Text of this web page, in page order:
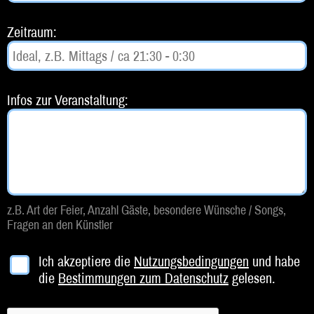
Beratung
Impressum
Zeitraum:
Infos zur Veranstaltung:
z.B. Art der Feier, Anzahl Gäste, besondere Wünsche / Songs,
Fragen an den Künstler
Ich akzeptiere die Nutzungsbedingungen und habe
die Bestimmungen zum Datenschutzgelesen.